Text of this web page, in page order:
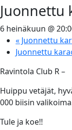
Juonnettu
6 heinäkuun @
« Juonnettu
Juonnettu
Ravintola Club R –
Huippu vetäjät,
000 biisin
Tule ja koe!!